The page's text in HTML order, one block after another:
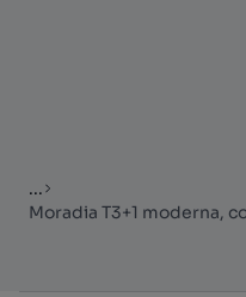
...